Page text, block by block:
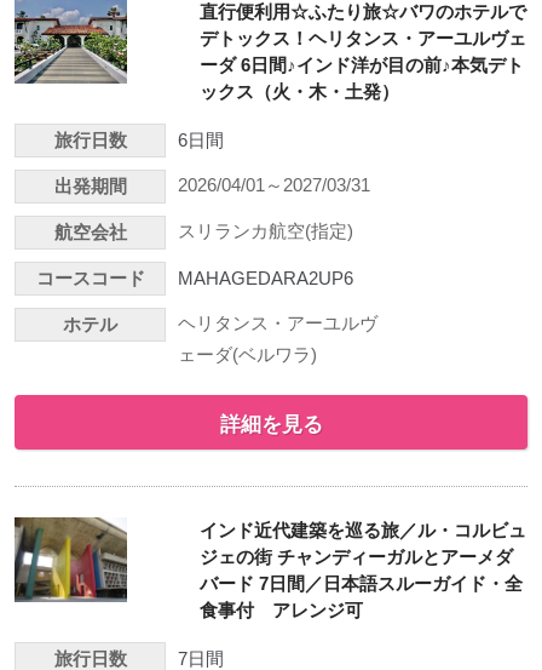
直行便利用☆ふたり旅☆バワのホテルで
デトックス！ヘリタンス・アーユルヴェ
ーダ 6日間♪インド洋が目の前♪本気デト
ックス（火・木・土発）
旅行日数 6日間
出発期間 2026/04/01～2027/03/31
航空会社 スリランカ航空(指定)
コースコード MAHAGEDARA2UP6
ホテル
ヘリタンス・アーユルヴ
ェーダ(ベルワラ)
詳細を見る
インド近代建築を巡る旅／ル・コルビュ
ジェの街 チャンディーガルとアーメダ
バード 7日間／日本語スルーガイド・全
食事付 アレンジ可
旅行日数 7日間